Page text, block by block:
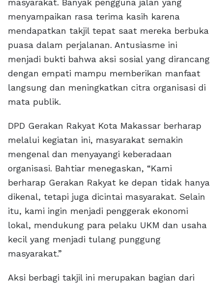
masyarakat. Banyak pengguna jalan yang
menyampaikan rasa terima kasih karena
mendapatkan takjil tepat saat mereka berbuka
puasa dalam perjalanan. Antusiasme ini
menjadi bukti bahwa aksi sosial yang dirancang
dengan empati mampu memberikan manfaat
langsung dan meningkatkan citra organisasi di
mata publik.
DPD Gerakan Rakyat Kota Makassar berharap
melalui kegiatan ini, masyarakat semakin
mengenal dan menyayangi keberadaan
organisasi. Bahtiar menegaskan, “Kami
berharap Gerakan Rakyat ke depan tidak hanya
dikenal, tetapi juga dicintai masyarakat. Selain
itu, kami ingin menjadi penggerak ekonomi
lokal, mendukung para pelaku UKM dan usaha
kecil yang menjadi tulang punggung
masyarakat.”
Aksi berbagi takjil ini merupakan bagian dari